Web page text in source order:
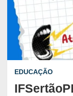
EDUCAÇÃO